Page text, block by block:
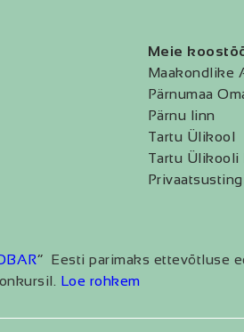
Meie
Maakondlike
Pärnumaa
Pärnu linn
Tartu Ülikool
Tartu Ülikooli
” Eesti parimaks ettevõtluse
Loe rohkem